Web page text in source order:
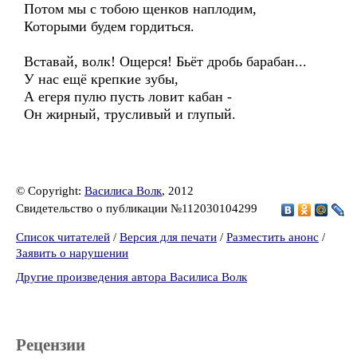
Потом мы с тобою щенков наплодим,
Которыми будем гордиться.
Вставай, волк! Ощерся! Бьёт дробь барабан...
У нас ещё крепкие зубы,
А егеря пулю пусть ловит кабан -
Он жирный, трусливый и глупый.
© Copyright: Василиса Волк, 2012
Свидетельство о публикации №112030104299
Список читателей / Версия для печати / Разместить анонс /
Заявить о нарушении
Другие произведения автора Василиса Волк
Рецензии